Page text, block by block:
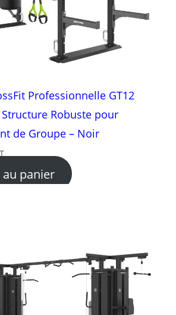
Professionnelle GT12
Robuste pour
de Groupe – Noir
panier